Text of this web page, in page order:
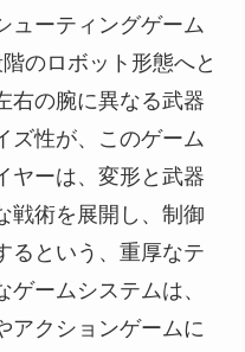
ューティングゲーム
のロボット形態へと
右の腕に異なる武器
ズ性が、このゲーム
ヤーは、変形と武器
戦術を展開し、制御
るという、重厚なテ
ームシステムは、
アクションゲームに